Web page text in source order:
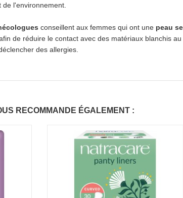
l'environnement.
conseillent aux femmes qui ont une peau
afin de réduire le contact avec des matériaux blanchis
des allergies.
RECOMMANDE ÉGALEMENT :